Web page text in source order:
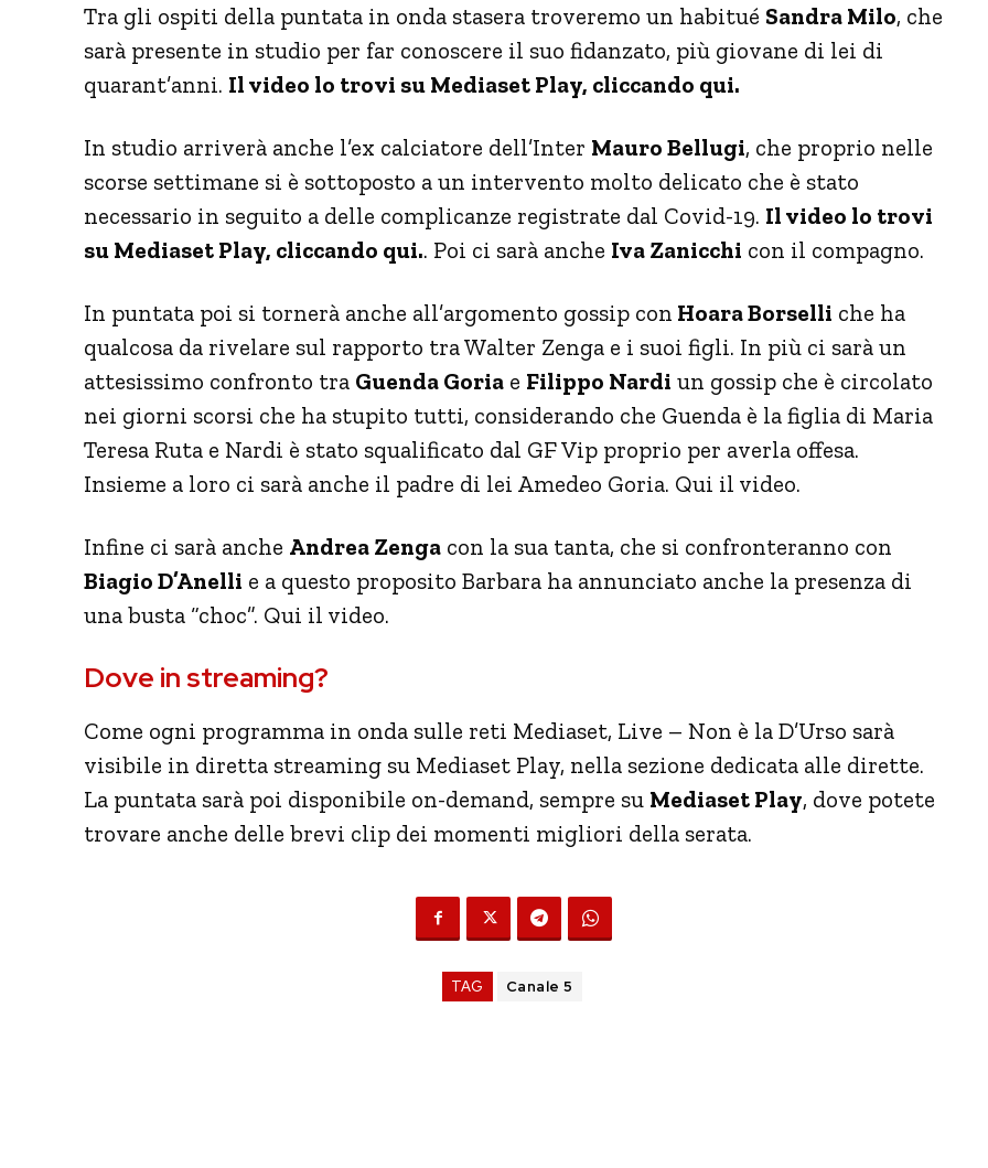
Tra gli ospiti della puntata in onda stasera troveremo un habitué Sandra Milo, che
sarà presente in studio per far conoscere il suo fidanzato, più giovane di lei di
quarant’anni. Il video lo trovi su Mediaset Play, cliccando qui.
In studio arriverà anche l’ex calciatore dell’Inter Mauro Bellugi, che proprio nelle
scorse settimane si è sottoposto a un intervento molto delicato che è stato
necessario in seguito a delle complicanze registrate dal Covid-19. Il video lo trovi
su Mediaset Play, cliccando qui.. Poi ci sarà anche Iva Zanicchi con il compagno.
In puntata poi si tornerà anche all’argomento gossip con Hoara Borselli che ha
qualcosa da rivelare sul rapporto tra Walter Zenga e i suoi figli. In più ci sarà un
attesissimo confronto tra Guenda Goria e Filippo Nardi un gossip che è circolato
nei giorni scorsi che ha stupito tutti, considerando che Guenda è la figlia di Maria
Teresa Ruta e Nardi è stato squalificato dal GF Vip proprio per averla offesa.
Insieme a loro ci sarà anche il padre di lei Amedeo Goria. Qui il video.
Infine ci sarà anche Andrea Zenga con la sua tanta, che si confronteranno con
Biagio D’Anelli e a questo proposito Barbara ha annunciato anche la presenza di
una busta “choc”. Qui il video.
Dove in streaming?
Come ogni programma in onda sulle reti Mediaset, Live – Non è la D’Urso sarà
visibile in diretta streaming su Mediaset Play, nella sezione dedicata alle dirette.
La puntata sarà poi disponibile on-demand, sempre su Mediaset Play, dove potete
trovare anche delle brevi clip dei momenti migliori della serata.
TAG Canale 5